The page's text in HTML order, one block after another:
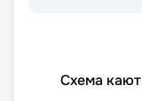
Схема